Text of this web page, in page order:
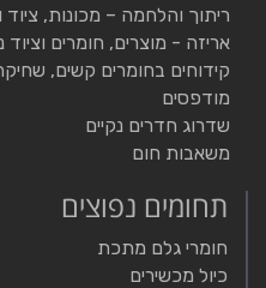
ריתוך והלחמה – מכונות, ציוד
אריזה - מוצרים, חומרים וציוד
קידוחים בחומרים קשים,
מודפסים
שדרוג חדרים נקיים
משאבות חום
תחומים נפוצים
חומרי גלם מתכת
כיול מכשירים